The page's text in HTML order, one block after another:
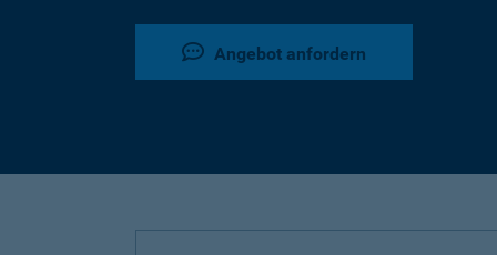
Angebot anfordern